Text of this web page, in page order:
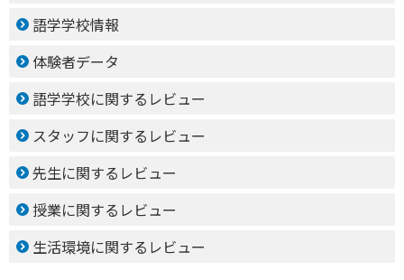
語学学校情報
体験者データ
語学学校に関するレビュー
スタッフに関するレビュー
先生に関するレビュー
授業に関するレビュー
生活環境に関するレビュー